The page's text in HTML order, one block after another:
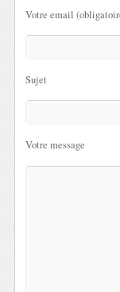
Votre email
Sujet
Votre message